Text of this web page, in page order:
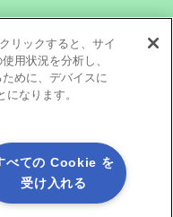
会社
ィア
リックすると、サイ
用状況を分析し、
めに、デバイスに
なります。
べての Cookie を
受け入れる